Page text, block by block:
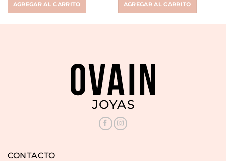
AGREGAR AL CARRITO
$ 44.200.$ 16.900.
AGREGAR AL CARRITO
CONTACTO